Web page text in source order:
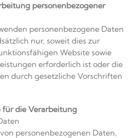
personenbezogener
personenbezogene Daten
nur, soweit dies zur
Website sowie
erforderlich ist oder die
durch gesetzliche Vorschriften
für die Verarbeitung
personenbezogenen Daten,